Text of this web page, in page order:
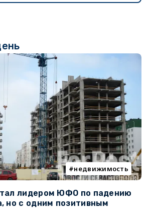
недвижимость
лидером ЮФО по падению
но с одним позитивным